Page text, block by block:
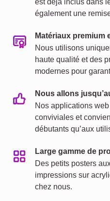
est déjà inclus dans
également une
Matériaux premium
Nous utilisons
haute qualité et des
modernes pour
Nous allons
Nos applications
conviviales et
débutants qu’aux
Large gamme de
Des petits posters
impressions sur
chez nous.